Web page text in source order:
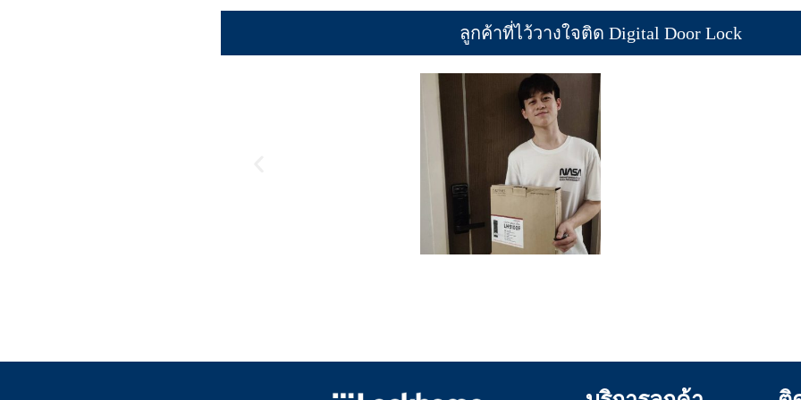
ลูกค้าที่ไว้วางใจติด Digital Door Lock